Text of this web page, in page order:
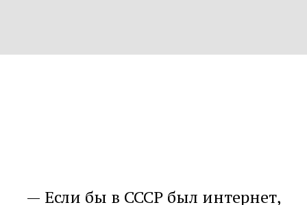
Если бы в СССР был интернет,